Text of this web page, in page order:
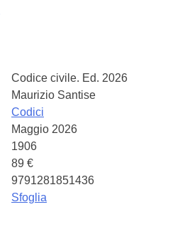
Codice civile. Ed. 2026
Maurizio Santise
Codici
Maggio 2026
1906
89 €
9791281851436
Sfoglia